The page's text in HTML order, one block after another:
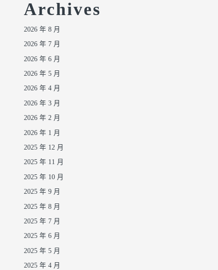
Archives
2026 年 8 月
2026 年 7 月
2026 年 6 月
2026 年 5 月
2026 年 4 月
2026 年 3 月
2026 年 2 月
2026 年 1 月
2025 年 12 月
2025 年 11 月
2025 年 10 月
2025 年 9 月
2025 年 8 月
2025 年 7 月
2025 年 6 月
2025 年 5 月
2025 年 4 月